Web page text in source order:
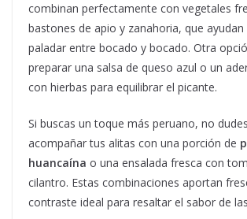
combinan perfectamente con vegetales
bastones de apio y zanahoria, que
paladar entre bocado y bocado. Otra
preparar una salsa de queso azul o un
con hierbas para equilibrar el picante.
Si buscas un toque más peruano, no
acompañar tus alitas con una porción de
huancaína o una ensalada fresca con
cilantro. Estas combinaciones aportan
contraste ideal para resaltar el sabor de